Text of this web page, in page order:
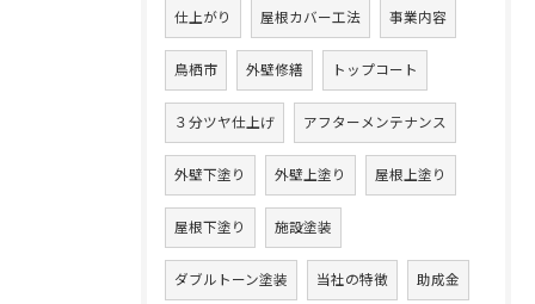
仕上がり 屋根カバー工法 事業内容
鳥栖市 外壁修繕 トップコート
３分ツヤ仕上げ アフターメンテナンス
外壁下塗り 外壁上塗り 屋根上塗り
屋根下塗り 施設塗装
ダブルトーン塗装 当社の特徴 助成金